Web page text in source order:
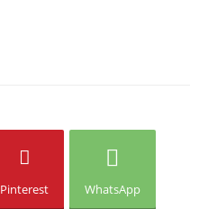
Pinterest WhatsApp